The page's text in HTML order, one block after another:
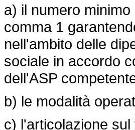
a) il numero
comma 1
nell'ambito delle
sociale in accordo
dell'ASP
b) le modalità
c) l'articolazione